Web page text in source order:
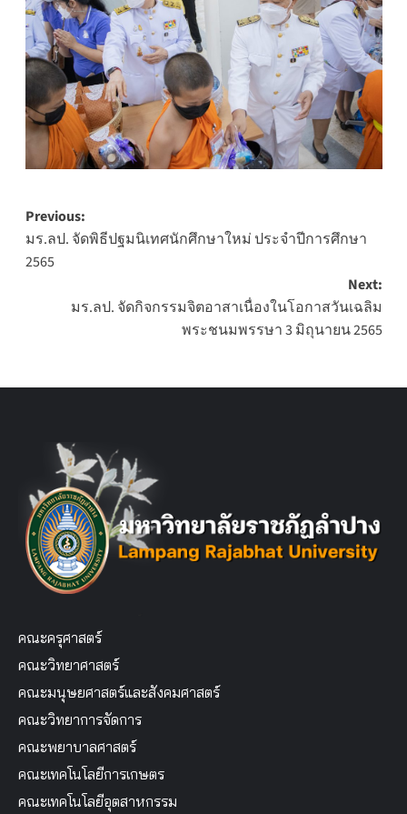
Post
navigation
Previous:
มร.ลป. จัดพิธีปฐมนิเทศนักศึกษาใหม่ ประจำปีการศึกษา
2565
Next:
มร.ลป. จัดกิจกรรมจิตอาสาเนื่องในโอกาสวันเฉลิม
พระชนมพรรษา 3 มิถุนายน 2565
คณะครุศาสตร์
คณะวิทยาศาสตร์
คณะมนุษยศาสตร์และสังคมศาสตร์
คณะวิทยาการจัดการ
คณะพยาบาลศาสตร์
คณะเทคโนโลยีการเกษตร
คณะเทคโนโลยีอุตสาหกรรม